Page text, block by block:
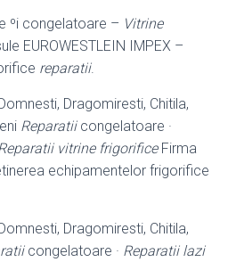
ºi congelatoare – Vitrine
EUROWESTLEIN IMPEX –
reparatii.
Dragomiresti, Chitila,
Reparatiicongelatoare ·
vitrine frigorificeFirma
echipamentelor frigorifice
Dragomiresti, Chitila,
congelatoare · Reparatii lazi